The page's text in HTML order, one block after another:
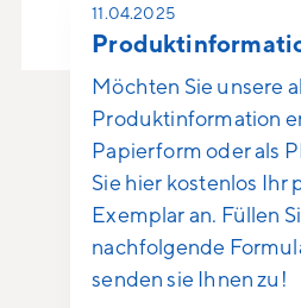
11.04.2025
Möchten Sie unsere
Produktinformation
Papierform oder als
Sie hier kostenlos Ihr
Exemplar an. Füllen
nachfolgende
senden sie Ihnen zu!